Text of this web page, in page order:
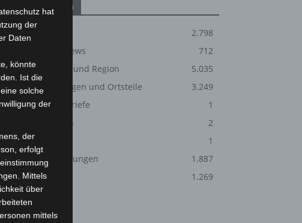
Kategorien
2.798
Corona-News
712
Hannover und Region
5.035
Langenhagen und Ortsteile
3.249
Leserbriefe
1
Menschen
2
Über uns
1
Veranstaltungen
1.887
Welt
1.269
hat
der
Daten
könnte
Ist die
solche
der
der
erfolgt
Mittels
über
mittels